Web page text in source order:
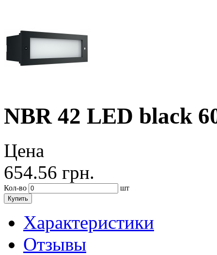
NBR 42 LED black
Цена
654.56 грн.
Кол-во шт
Купить
Характеристики
Отзывы